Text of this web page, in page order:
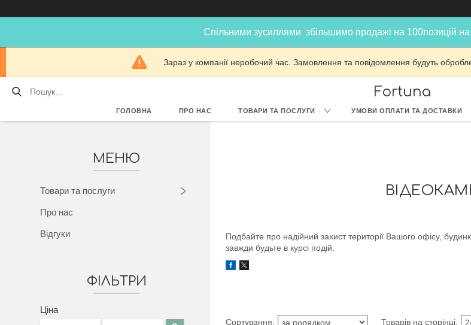
Спільними зусиллями збільшимо продажі на 100позицій
Зараз у компанії неробочий час. Замовлення та повідомлення будуть
Fortuna
ГОЛОВНА ПРО НАС ТОВАРИ ТА ПОСЛУГИ УМОВИ ОПЛАТИ ТА ДОСТАВКИ
Товари та послуги
Про нас
Відгуки
ФІЛЬТРИ
Ціна
Подбайте про надійний захист території Вашого офісу,
завжди будьте в курсі подій.